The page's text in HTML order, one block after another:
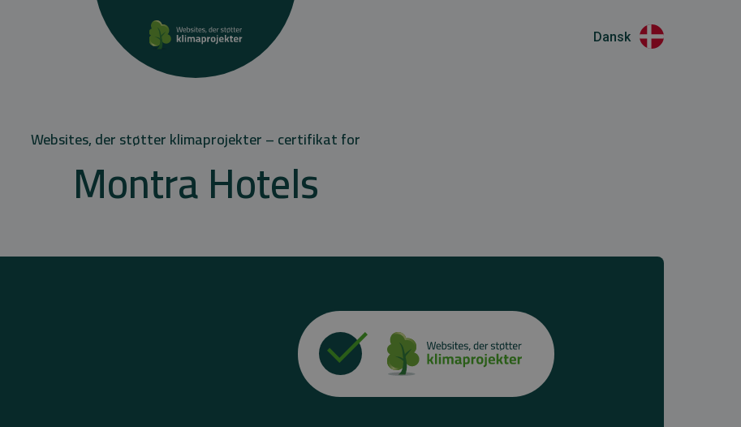
Dansk
Websites, der støtter klimaprojekter – certifikat for
Montra Hotels